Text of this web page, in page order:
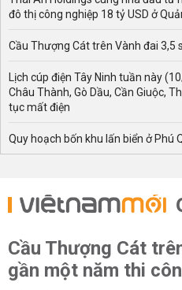
đô thị công nghiệp 18 tỷ USD ở
Cầu Thượng Cát trên Vành đai 3,5
Lịch cúp điện Tây Ninh tuần này
Châu Thành, Gò Dầu, Cần Giuộc,
tục mất điện
Quy hoạch bốn khu lấn biển ở Phú
Cầu Thượng Cát
gần một năm thi